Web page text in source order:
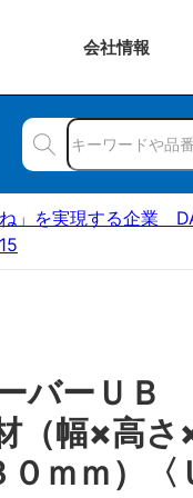
会社情報
ね」を実現する企業
バーＵＢ
（幅×高
ｍｍ）〈